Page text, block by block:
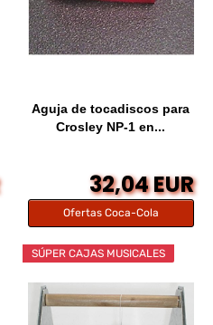
Aguja de tocadiscos para
Crosley NP-1 en...
32,04 EUR
Ofertas Coca-Cola
SÚPER CAJAS MUSICALES